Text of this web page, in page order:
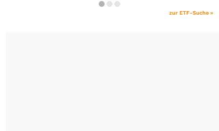
zur ETF-Suche »